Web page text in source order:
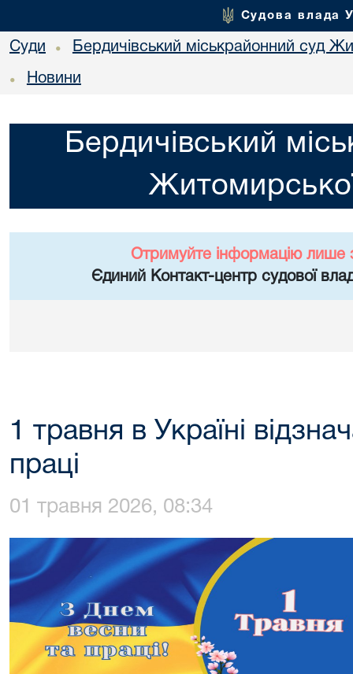
Судова влада
Суди • Бердичівський міськрайонний суд
• Новини
Бердичівський
Отримуйте інформацію лише
Єдиний Контакт-центр судової
1 травня в Україні
праці
01 травня 2026, 08:34